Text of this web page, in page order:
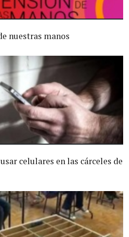
nuestras manos
celulares en las cárceles de